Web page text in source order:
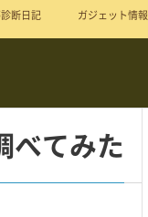
断日記 ガジェット情報
べてみた